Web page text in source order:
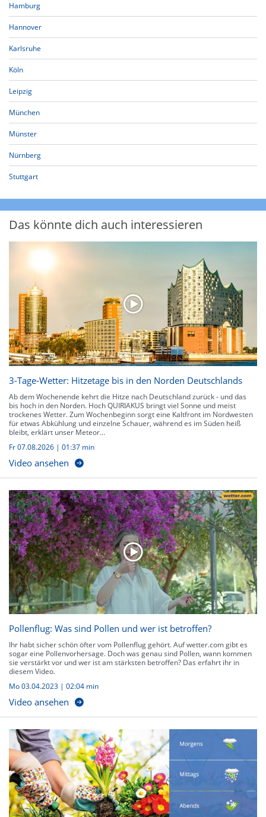
Hamburg
Hannover
Karlsruhe
Köln
Leipzig
München
Münster
Nürnberg
Stuttgart
Das könnte dich auch interessieren
3-Tage-Wetter: Hitzetage bis in den Norden Deutschlands
Ab dem Wochenende kehrt die Hitze nach Deutschland zurück - und das
bis hoch in den Norden. Hoch QUIRIAKUS bringt viel Sonne und meist
trockenes Wetter. Zum Wochenbeginn sorgt eine Kaltfront im Nordwesten
für etwas Abkühlung und einzelne Schauer, während es im Süden heiß
bleibt, erklärt unser Meteor...
Fr 07.08.2026 | 01:37 min
Video ansehen
Pollenflug: Was sind Pollen und wer ist betroffen?
Ihr habt sicher schön öfter vom Pollenflug gehört. Auf wetter.com gibt es
sogar eine Pollenvorhersage. Doch was genau sind Pollen, wann kommen
sie verstärkt vor und wer ist am stärksten betroffen? Das erfahrt ihr in
diesem Video.
Mo 03.04.2023 | 02:04 min
Video ansehen